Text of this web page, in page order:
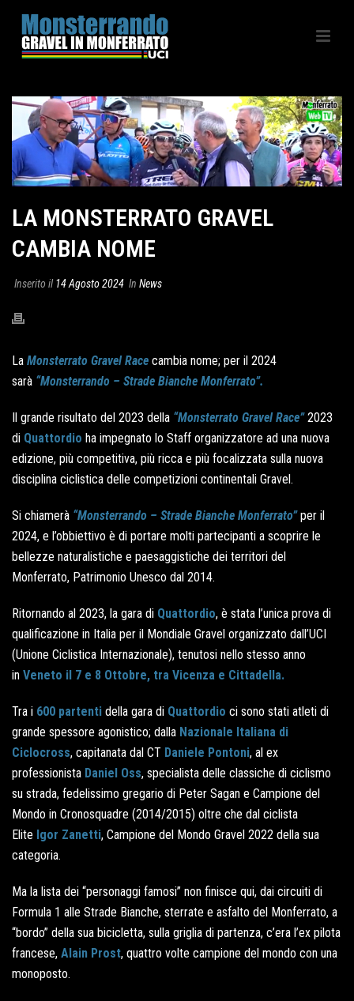
LA MONSTERRATO GRAVEL
CAMBIA NOME
Inserito il14 Agosto 2024 In News
La Monsterrato Gravel Race cambia nome; per il 2024
sarà “Monsterrando – Strade Bianche Monferrato”.
Il grande risultato del 2023 della “Monsterrato Gravel Race”2023
di Quattordio ha impegnato lo Staff organizzatore ad una nuova
edizione, più competitiva, più ricca e più focalizzata sulla nuova
disciplina ciclistica delle competizioni continentali Gravel.
Si chiamerà “Monsterrando – Strade Bianche Monferrato”per il
2024, e l’obbiettivo è di portare molti partecipanti a scoprire le
bellezze naturalistiche e paesaggistiche dei territori del
Monferrato, Patrimonio Unesco dal 2014.
Ritornando al 2023, la gara di Quattordio, è stata l’unica prova di
qualificazione in Italia per il Mondiale Gravel organizzato dall’UCI
(Unione Ciclistica Internazionale), tenutosi nello stesso anno
in Veneto il 7 e 8 Ottobre, tra Vicenza e Cittadella.
Tra i 600 partenti della gara di Quattordio ci sono stati atleti di
grande spessore agonistico; dalla Nazionale Italiana di
Ciclocross, capitanata dal CT Daniele Pontoni, al ex
professionista Daniel Oss, specialista delle classiche di ciclismo
su strada, fedelissimo gregario di Peter Sagan e Campione del
Mondo in Cronosquadre (2014/2015) oltre che dal ciclista
Elite Igor Zanetti, Campione del Mondo Gravel 2022 della sua
categoria.
Ma la lista dei “personaggi famosi” non finisce qui, dai circuiti di
Formula 1 alle Strade Bianche, sterrate e asfalto del Monferrato, a
“bordo” della sua bicicletta, sulla griglia di partenza, c’era l’ex pilota
francese, Alain Prost, quattro volte campione del mondo con una
monoposto.